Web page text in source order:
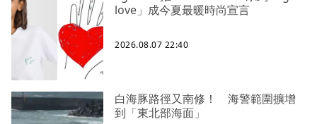
love」成今夏最暖時尚宣言
2026.08.07 22:40
白海豚路徑又南修！ 海警範圍擴增
到「東北部海面」